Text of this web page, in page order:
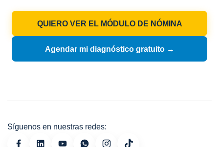
QUIERO VER EL MÓDULO DE NÓMINA
Agendar mi diagnóstico gratuito →
Síguenos en nuestras redes: